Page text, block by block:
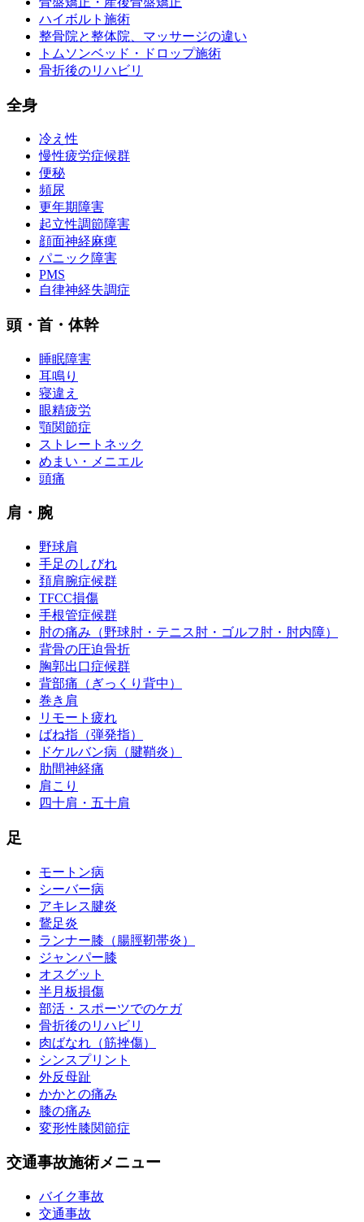
ハイボルト施術
整骨院と整体院、マッサージの違い
トムソンベッド・ドロップ施術
骨折後のリハビリ
全身
冷え性
慢性疲労症候群
便秘
頻尿
更年期障害
起立性調節障害
顔面神経麻痺
パニック障害
PMS
自律神経失調症
頭・首・体幹
睡眠障害
耳鳴り
寝違え
眼精疲労
顎関節症
ストレートネック
めまい・メニエル
頭痛
肩・腕
野球肩
手足のしびれ
頚肩腕症候群
TFCC損傷
手根管症候群
肘の痛み（野球肘・テニス肘・ゴルフ肘・肘内障）
背骨の圧迫骨折
胸郭出口症候群
背部痛（ぎっくり背中）
巻き肩
リモート疲れ
ばね指（弾発指）
ドケルバン病（腱鞘炎）
肋間神経痛
肩こり
四十肩・五十肩
足
モートン病
シーバー病
アキレス腱炎
鵞足炎
ランナー膝（腸脛靭帯炎）
ジャンパー膝
オスグット
半月板損傷
部活・スポーツでのケガ
骨折後のリハビリ
肉ばなれ（筋挫傷）
シンスプリント
外反母趾
かかとの痛み
膝の痛み
変形性膝関節症
交通事故施術メニュー
バイク事故
交通事故